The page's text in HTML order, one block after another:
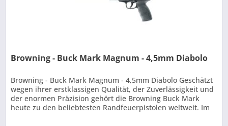
Browning - Buck Mark Magnum - 4,5mm Diabolo
Browning - Buck Mark Magnum - 4,5mm Diabolo Geschätzt
wegen ihrer erstklassigen Qualität, der Zuverlässigkeit und
der enormen Präzision gehört die Browning Buck Mark
heute zu den beliebtesten Randfeuerpistolen weltweit. Im